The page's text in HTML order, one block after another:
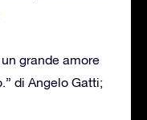
grande amore
di Angelo Gatti;